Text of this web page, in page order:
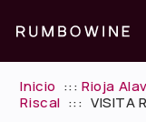
Inicio :::Rioja
Riscal ::: VISITA